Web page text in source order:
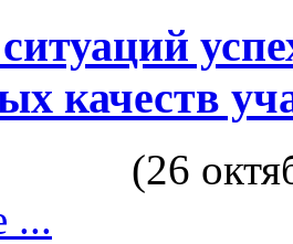
качеств
(26
...